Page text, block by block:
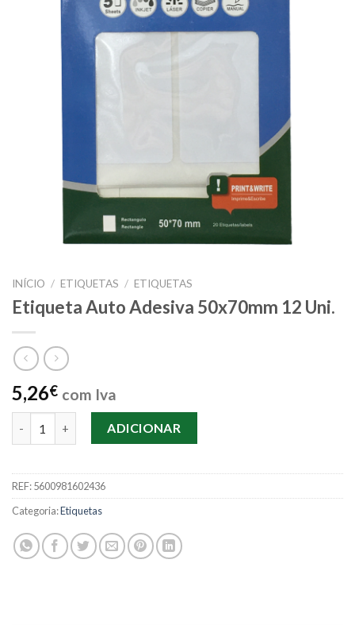
INÍCIO / ETIQUETAS / ETIQUETAS
Etiqueta Auto Adesiva 50x70mm 12 Uni.
5,26€ com Iva
Quantidade de Etiqueta Auto Adesiva 50x70mm 12 Uni.
ADICIONAR
REF:5600981602436
Categoria:Etiquetas